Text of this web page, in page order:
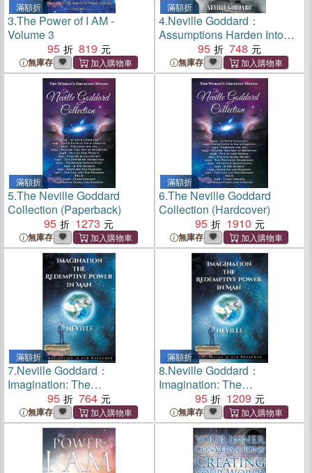
滿額折
3.The Power of I AM -
Volume 3
95
819
無庫存
滿額折
4.Neville Goddard：
Assumptions Harden Into
Facts: The Book
95 748
無庫存
滿額折
5.The Neville Goddard
Collection (Paperback)
95
1273
無庫存
滿額折
6.The Neville Goddard
Collection (Hardcover)
95
1910
無庫存
滿額折
7.Neville Goddard：
Imagination: The
Redemptive Power in Man:
Imagining Creates Reality
95 764
無庫存
滿額折
8.Neville Goddard：
Imagination: The
Redemptive Power in Man
(Hardcover): Imagining
Creates Reality
95 1209
無庫存